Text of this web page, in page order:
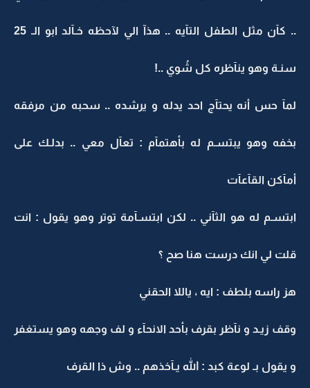
.. كآن مثل الطفل التآيه .. هذآ الي لآحظه خـآلد ابو الـ 25
سنـة وهو ينآظره كل شُوي ..!
لمآ حس أنه يحتآج احد يدله و يرشده .. سحبه من مرفقه
بخفه وهو يبتسـم له بأهتمآم : تعآل معي .. بدلـك على
أمآكن القآعآت
ابتسـم له هو الثآني .. لكن ابتسـآمة توتر وهو يقول : انت
قلت لي انك درست هنا صح ؟
هز راسه بلطف : ايه ، ياللا الحقني
وقف زيـد و نآظر بقرف بأحد الانحآء و لف وجهه وهو يستغفر
و يقول بـ لوعة كبد : الله يـآخذهم .. وش ذا القرف